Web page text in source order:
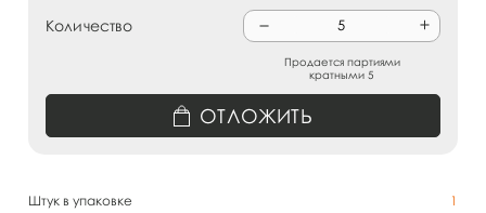
Штук в упаковке
1
Количество
Продается партиями
кратными 5
ОТЛОЖИТЬ